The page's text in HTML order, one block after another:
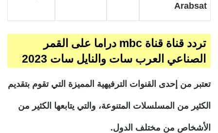
Arabsat
تردد قناة قناة mbc دراما على القمر
الصناعي العرب سات والنايل سات 2023
تعتبر من إحدى القنوات الترفيهية المميزة التي تقوم بتقديم
الكثير من المسلسلات المتنوعة، والتي يتابعها الكثير من
الأشخاص من مختلف الدول.